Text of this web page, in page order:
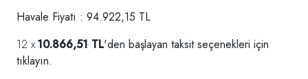
Havale Fiyatı : 94.922,15 TL
10.866,51 TL'den başlayan taksit seçenekleri için
tıklayın.